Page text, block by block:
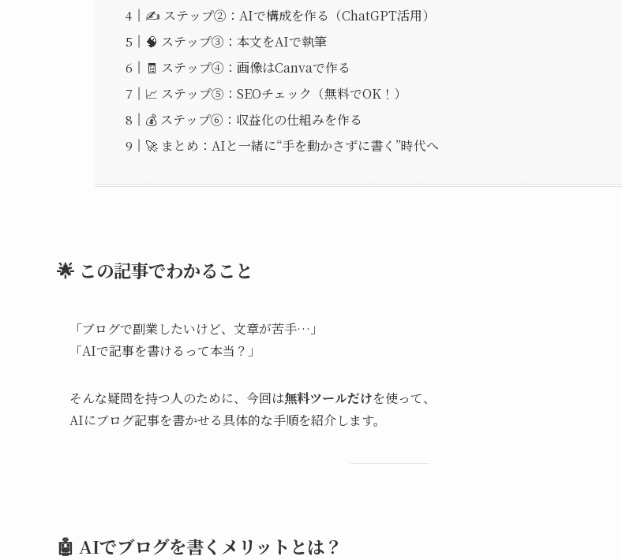
✍️ ステップ②：AIで構成を作る（ChatGPT活用）
🧠 ステップ③：本文をAIで執筆
🧾 ステップ④：画像はCanvaで作る
📈 ステップ⑤：SEOチェック（無料でOK！）
💰 ステップ⑥：収益化の仕組みを作る
🚀 まとめ：AIと一緒に“手を動かさずに書く”時代へ
🌟 この記事でわかること
「ブログで副業したいけど、文章が苦手…」
「AIで記事を書けるって本当？」
そんな疑問を持つ人のために、今回は無料ツールだけを使って、
AIにブログ記事を書かせる具体的な手順を紹介します。
🤖 AIでブログを書くメリットとは？